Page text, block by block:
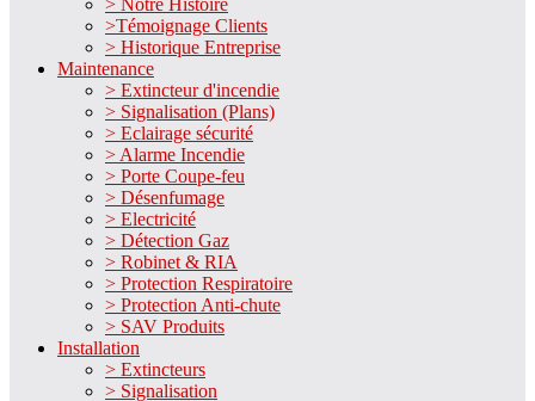
>Témoignage Clients
> Historique Entreprise
Maintenance
> Extincteur d'incendie
> Signalisation (Plans)
> Eclairage sécurité
> Alarme Incendie
> Porte Coupe-feu
> Désenfumage
> Electricité
> Détection Gaz
> Robinet & RIA
> Protection Respiratoire
> Protection Anti-chute
> SAV Produits
Installation
> Extincteurs
> Signalisation